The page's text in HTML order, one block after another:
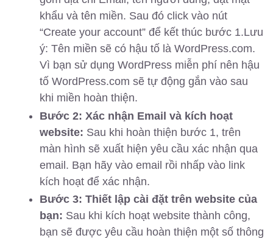
khẩu và tên miền. Sau đó click vào nút
“Create your account” để kết thúc bước 1.Lưu
ý: Tên miền sẽ có hậu tố là WordPress.com.
Vì bạn sử dụng WordPress miễn phí nên hậu
tố WordPress.com sẽ tự động gắn vào sau
khi miền hoàn thiện.
Bước 2: Xác nhận Email và kích hoạt
website: Sau khi hoàn thiện bước 1, trên
màn hình sẽ xuất hiện yêu cầu xác nhận qua
email. Bạn hãy vào email rồi nhấp vào link
kích hoạt để xác nhận.
Bước 3: Thiết lập cài đặt trên website của
bạn: Sau khi kích hoạt website thành công,
bạn sẽ được yêu cầu hoàn thiện một số thông